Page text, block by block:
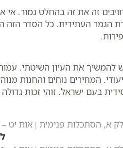
זה את זה בהחלט גמור.
הגמר העתידית. כל הסדר הזה
את העיון השיטתי.
המחירים נוחים והחנות
בעם ישראל. זוהי זכות